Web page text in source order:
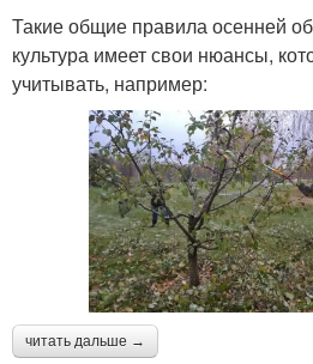
Такие общие правила осенней
культура имеет свои нюансы,
учитывать, например:
читать дальше →